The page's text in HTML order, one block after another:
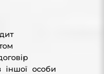
іншої особи